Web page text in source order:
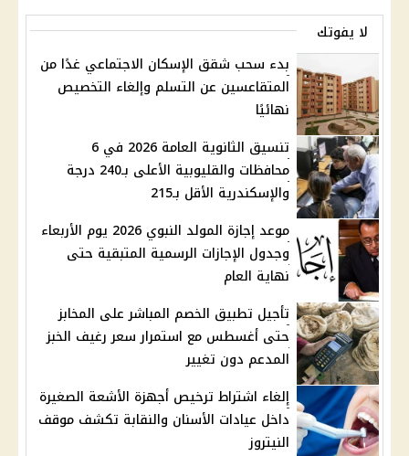
لا يفوتك
بدء سحب شقق الإسكان الاجتماعي غدًا من
المتقاعسين عن التسلم وإلغاء التخصيص
نهائيًا
تنسيق الثانوية العامة 2026 في 6
محافظات والقليوبية الأعلى بـ240 درجة
والإسكندرية الأقل بـ215
موعد إجازة المولد النبوي 2026 يوم الأربعاء
وجدول الإجازات الرسمية المتبقية حتى
نهاية العام
تأجيل تطبيق الخصم المباشر على المخابز
حتى أغسطس مع استمرار سعر رغيف الخبز
المدعم دون تغيير
إلغاء اشتراط ترخيص أجهزة الأشعة الصغيرة
داخل عيادات الأسنان والنقابة تكشف موقف
النيتروز